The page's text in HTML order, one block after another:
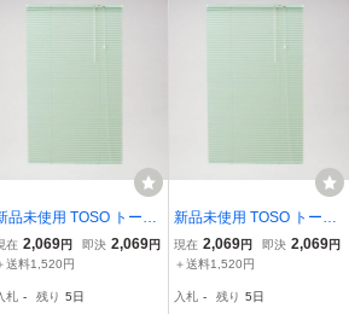
3329★4
品未使用 TOSO トーソ
インテリアブラインド
ポーラ R グリーン 60X
ブラインド /I6-2373★2
在 2,069円 即決 2,069円
送料1,520円
札 - 残り 5日
新品未使用 TOSO トーソ
ー インテリアブラインド
スポーラ R グリーン 60X
ミブラインド /I6-2372★3
現在 2,069円 即決 2,069円
＋送料1,520円
入札 - 残り 5日